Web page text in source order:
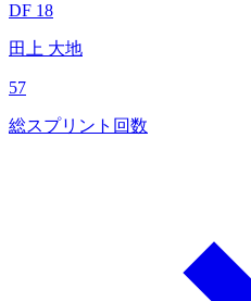
DF 18
田上 大地
57
総スプリント回数